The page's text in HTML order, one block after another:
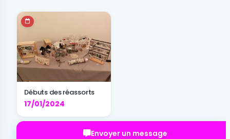
Débuts des réassorts
17/01/2024
Envoyer un message